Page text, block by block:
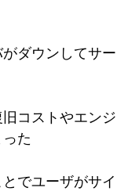
ダウンしてサー
コストやエンジ
た
とでユーザがサイ